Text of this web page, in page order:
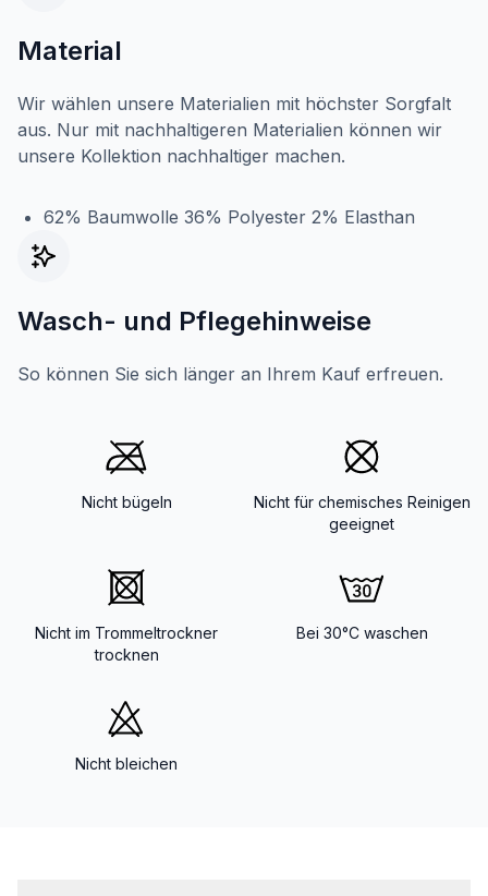
Material
Wir wählen unsere Materialien mit höchster Sorgfalt
aus. Nur mit nachhaltigeren Materialien können wir
unsere Kollektion nachhaltiger machen.
62% Baumwolle 36% Polyester 2% Elasthan
Wasch- und Pflegehinweise
So können Sie sich länger an Ihrem Kauf erfreuen.
Nicht bügeln
Nicht für chemisches Reinigen
geeignet
Nicht im Trommeltrockner
trocknen
Bei 30°C waschen
Nicht bleichen